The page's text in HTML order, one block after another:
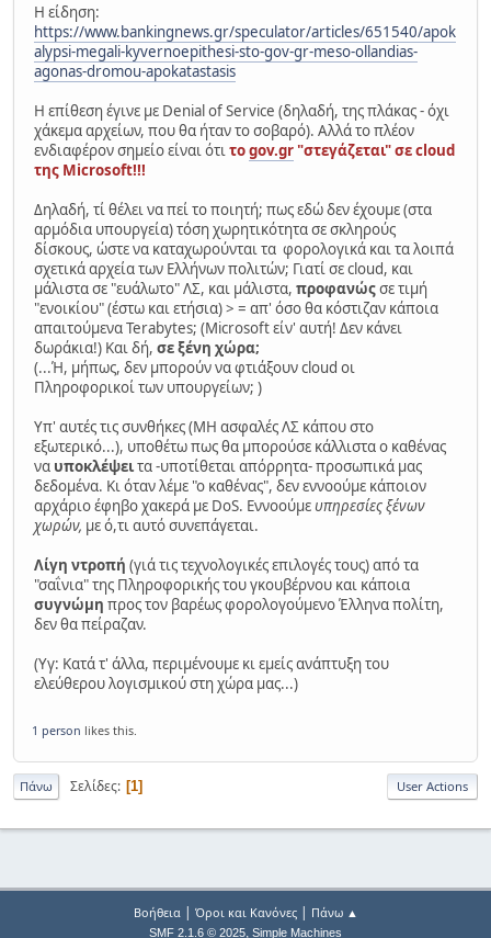
Η είδηση:
https://www.bankingnews.gr/speculator/articles/651540/apok
alypsi-megali-kyvernoepithesi-sto-gov-gr-meso-ollandias-
agonas-dromou-apokatastasis
Η επίθεση έγινε με Denial of Service (δηλαδή, της πλάκας - όχι
χάκεμα αρχείων, που θα ήταν το σοβαρό). Αλλά το πλέον
ενδιαφέρον σημείο είναι ότιτοgov.gr "στεγάζεται" σε cloud
της Microsoft!!!
Δηλαδή, τί θέλει να πεί το ποιητή; πως εδώ δεν έχουμε (στα
αρμόδια υπουργεία) τόση χωρητικότητα σε σκληρούς
δίσκους, ώστε να καταχωρούνται τα φορολογικά και τα λοιπά
σχετικά αρχεία των Ελλήνων πολιτών; Γιατί σε cloud, και
μάλιστα σε "ευάλωτο" ΛΣ, και μάλιστα, προφανώςσε τιμή
"ενοικίου" (έστω και ετήσια) > = απ' όσο θα κόστιζαν κάποια
απαιτούμενα Terabytes; (Microsoft είν' αυτή! Δεν κάνει
δωράκια!) Και δή, σε ξένη χώρα;
(...Ή, μήπως, δεν μπορούν να φτιάξουν cloud οι
Πληροφορικοί των υπουργείων; )
Υπ' αυτές τις συνθήκες (ΜΗ ασφαλές ΛΣ κάπου στο
εξωτερικό...), υποθέτω πως θα μπορούσε κάλλιστα ο καθένας
να υποκλέψειτα -υποτίθεται απόρρητα- προσωπικά μας
δεδομένα. Κι όταν λέμε "ο καθένας", δεν εννοούμε κάποιον
αρχάριο έφηβο χακερά με DoS. Εννοούμε υπηρεσίες ξένων
χωρών, με ό,τι αυτό συνεπάγεται.
Λίγη ντροπή (γιά τις τεχνολογικές επιλογές τους) από τα
"σαΐνια" της Πληροφορικής του γκουβέρνου και κάποια
συγνώμη προς τον βαρέως φορολογούμενο Έλληνα πολίτη,
δεν θα πείραζαν.
(Υγ: Κατά τ' άλλα, περιμένουμε κι εμείς ανάπτυξη του
ελεύθερου λογισμικού στη χώρα μας...)
1 person likes this.
Πάνω Σελίδες 1 User Actions
Βοήθεια| Όροι και Κανόνες| Πάνω ▲
SMF 2.1.6 © 2025, Simple Machines